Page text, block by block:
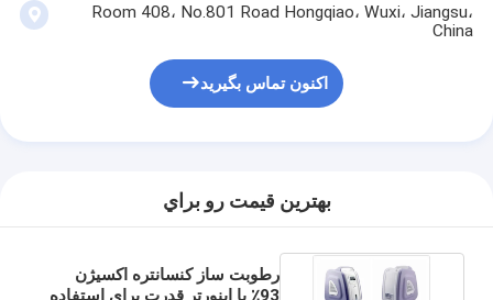
Room 408، No.801 Road Hongqiao، Wuxi، Jiangsu،
China
اکنون تماس بگیرید
بهترين قيمت رو براي
رطوبت ساز کنسانتره اکسیژن
93٪ با اینورتر قدرت برای استفاده